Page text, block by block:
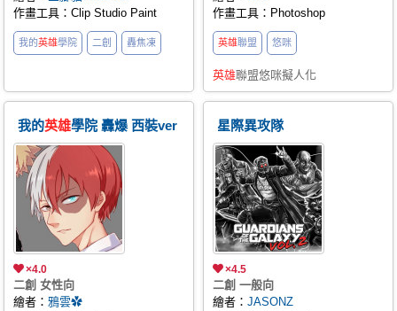
作畫工具：Clip Studio Paint
我的英雄學院 二創 轟焦凍
作畫工具：Photoshop
英雄聯盟 悠咪
英雄聯盟悠咪擬人化
我的英雄學院 轟爆 西裝ver
×4.0
二創 女性向
繪者：鴉雲✿
星際異攻隊
×4.5
二創 一般向
繪者： JASONZ